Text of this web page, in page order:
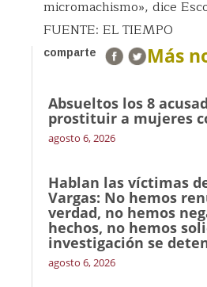
micromachismo», dice
FUENTE: EL TIEMPO
comparte Más
Absueltos los 8
prostituir a mujeres
agosto 6, 2026
Hablan las víctimas
Vargas: No hemos
verdad, no hemos
hechos, no hemos
investigación se
agosto 6, 2026